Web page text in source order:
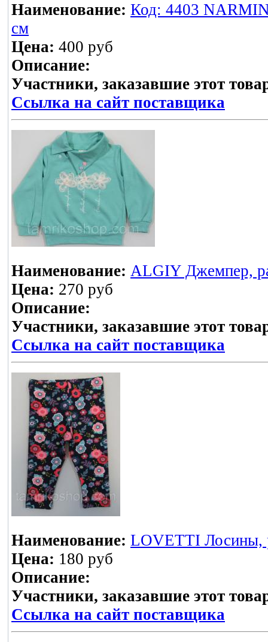
Наименование: Код: 4403
см
Цена: 400 руб
Описание:
Участники, заказавшие этот
Ссылка на сайт поставщика
Наименование: ALGIY Джемпер,
Цена: 270 руб
Описание:
Участники, заказавшие этот
Ссылка на сайт поставщика
Наименование: LOVETTI Лосины,
Цена: 180 руб
Описание:
Участники, заказавшие этот
Ссылка на сайт поставщика